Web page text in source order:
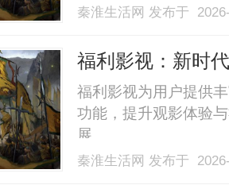
秦淮生活网 发布于
福利影视：新时
福利影视为用户提供
功能，提升观影体验
展。......
秦淮生活网 发布于